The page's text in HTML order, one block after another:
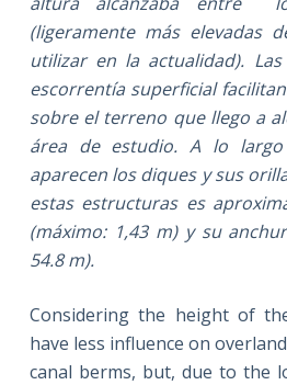
(ligeramente más elevadas
utilizar en la actualidad).
escorrentía superficial
sobre el terreno que llego a
área de estudio. A lo
aparecen los diques y sus
estas estructuras es
(máximo: 1,43 m) y su
54.8 m).
Considering the height of
have less influence on
canal berms, but, due to the